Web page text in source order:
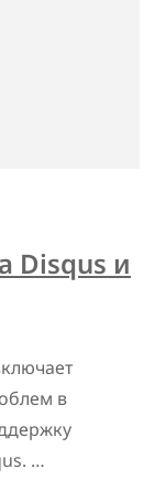
Disqus и
в
…